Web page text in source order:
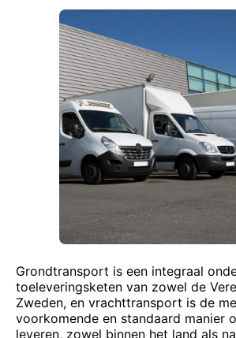
Grondtransport is een integraal
toeleveringsketen van zowel de
Zweden, en vrachttransport is de
voorkomende en standaard manier
leveren, zowel binnen het land als